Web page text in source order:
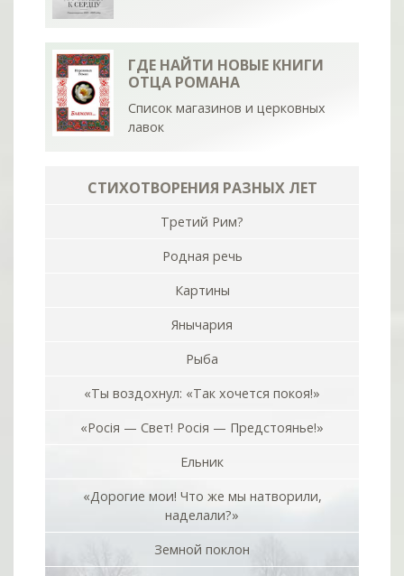
ГДЕ НАЙТИ НОВЫЕ КНИГИ
ОТЦА РОМАНА
Список магазинов и церковных
лавок
СТИХОТВОРЕНИЯ РАЗНЫХ ЛЕТ
Третий Рим?
Родная речь
Картины
Янычария
Рыба
«Ты воздохнул: «Так хочется покоя!»
«Росiя — Свет! Росiя — Предстоянье!»
Ельник
«Дорогие мои! Что же мы натворили,
наделали?»
Земной поклон